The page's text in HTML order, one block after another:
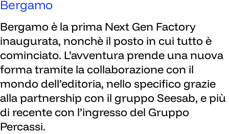
Bergamo
Bergamo è la prima Next Gen Factory
inaugurata, nonchè il posto in cui tutto è
cominciato. L’avventura prende una nuova
forma tramite la collaborazione con il
mondo dell’editoria, nello specifico grazie
alla partnership con il gruppo Seesab, e più
di recente con l’ingresso del Gruppo
Percassi.